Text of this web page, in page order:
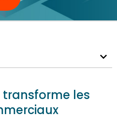
Défis
transforme les